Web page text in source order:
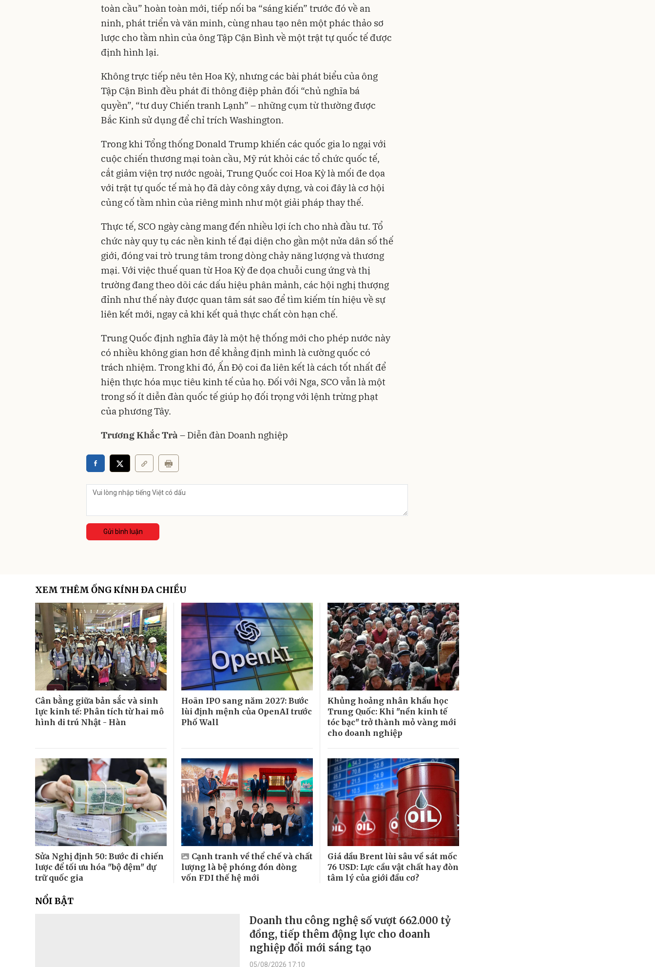
toàn cầu” hoàn toàn mới, tiếp nối ba “sáng kiến” trước đó về an
ninh, phát triển và văn minh, cùng nhau tạo nên một phác thảo sơ
lược cho tầm nhìn của ông Tập Cận Bình về một trật tự quốc tế được
định hình lại.
Không trực tiếp nêu tên Hoa Kỳ, nhưng các bài phát biểu của ông
Tập Cận Bình đều phát đi thông điệp phản đối “chủ nghĩa bá
quyền”, “tư duy Chiến tranh Lạnh” – những cụm từ thường được
Bắc Kinh sử dụng để chỉ trích Washington.
Trong khi Tổng thống Donald Trump khiến các quốc gia lo ngại với
cuộc chiến thương mại toàn cầu, Mỹ rút khỏi các tổ chức quốc tế,
cắt giảm viện trợ nước ngoài, Trung Quốc coi Hoa Kỳ là mối đe dọa
với trật tự quốc tế mà họ đã dày công xây dựng, và coi đây là cơ hội
củng cố tầm nhìn của riêng mình như một giải pháp thay thế.
Thực tế, SCO ngày càng mang đến nhiều lợi ích cho nhà đầu tư. Tổ
chức này quy tụ các nền kinh tế đại diện cho gần một nửa dân số thế
giới, đóng vai trò trung tâm trong dòng chảy năng lượng và thương
mại. Với việc thuế quan từ Hoa Kỳ đe dọa chuỗi cung ứng và thị
trường đang theo dõi các dấu hiệu phân mảnh, các hội nghị thượng
đỉnh như thế này được quan tâm sát sao để tìm kiếm tín hiệu về sự
liên kết mới, ngay cả khi kết quả thực chất còn hạn chế.
Trung Quốc định nghĩa đây là một hệ thống mới cho phép nước này
có nhiều không gian hơn để khẳng định mình là cường quốc có
trách nhiệm. Trong khi đó, Ấn Độ coi đa liên kết là cách tốt nhất để
hiện thực hóa mục tiêu kinh tế của họ. Đối với Nga, SCO vẫn là một
trong số ít diễn đàn quốc tế giúp họ đối trọng với lệnh trừng phạt
của phương Tây.
Trương Khắc Trà – Diễn đàn Doanh nghiệp
Gửi bình luận
XEM THÊM ỐNG KÍNH ĐA CHIỀU
Cân bằng giữa bản sắc và sinh
lực kinh tế: Phân tích từ hai mô
hình di trú Nhật - Hàn
Hoãn IPO sang năm 2027: Bước
lùi định mệnh của OpenAI trước
Phố Wall
Khủng hoảng nhân khẩu học
Trung Quốc: Khi "nền kinh tế
tóc bạc" trở thành mỏ vàng mới
cho doanh nghiệp
Sửa Nghị định 50: Bước đi chiến
lược để tối ưu hóa "bộ đệm" dự
trữ quốc gia
Cạnh tranh về thể chế và chất
lượng là bệ phóng đón dòng
vốn FDI thế hệ mới
Giá dầu Brent lùi sâu về sát mốc
76 USD: Lực cầu vật chất hay đòn
tâm lý của giới đầu cơ?
NỔI BẬT
Doanh thu công nghệ số vượt 662.000 tỷ
đồng, tiếp thêm động lực cho doanh
nghiệp đổi mới sáng tạo
05/08/2026 17:10